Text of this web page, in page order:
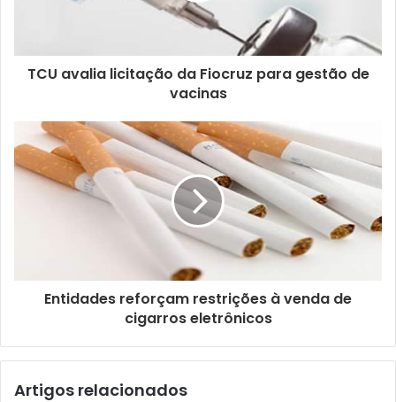
e
m
TCU avalia licitação da Fiocruz para gestão de
vacinas
Entidades reforçam restrições à venda de
cigarros eletrônicos
Artigos relacionados